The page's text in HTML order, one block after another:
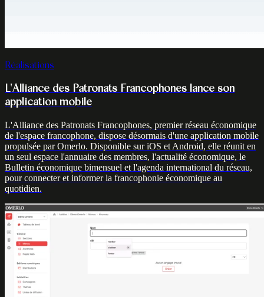
Réalisations
L'Alliance des Patronats Francophones lance son
application mobile
L'Alliance des Patronats Francophones, premier réseau économique
de l'espace francophone, dispose désormais d'une application mobile
propulsée par Omerlo. Disponible sur iOS et Android, elle réunit en
un seul espace l'annuaire des membres, l'actualité économique, le
Bulletin économique bimensuel et l'agenda international du réseau,
pour connecter et informer la francophonie économique au
quotidien.